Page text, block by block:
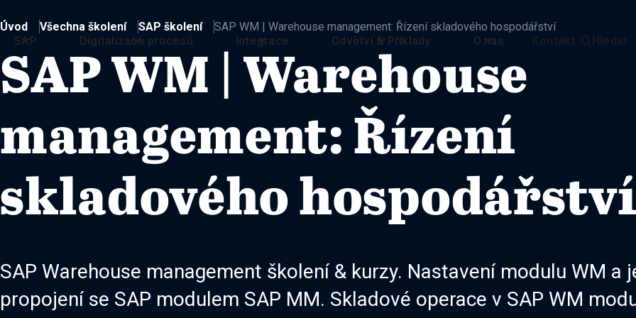
SAP Digitalizace procesů Integrace Odvětví & Příklady O nás Kontakt  Hledat
Úvod Všechna školení SAP školení SAP WM | Warehouse management: Řízení skladového hospodářství
SAP WM | Warehouse
management: Řízení
skladového hospodářství
SAP Warehouse management školení & kurzy. Nastavení modulu WM a
propojení se SAP modulem SAP MM. Skladové operace v SAP WM